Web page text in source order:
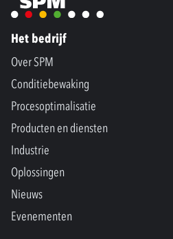
Het bedrijf
Over SPM
Conditiebewaking
Procesoptimalisatie
Producten en diensten
Industrie
Oplossingen
Nieuws
Evenementen